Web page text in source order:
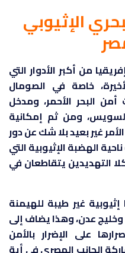
الإثيوبي
من أكبر الأدوار التي
خاصة في الصومال
البحر الأحمر، ومدخل
ومن ثم إمكانية
غير بعيد بلا شك عن دور
الهضبة الإثيوبية التي
التهديدين يتقاطعان في
غير طيبة للهيمنة
وخليج عدن، وهذا يضاف إلى
على الإضرار بالأمن
الجانب المصري في أية